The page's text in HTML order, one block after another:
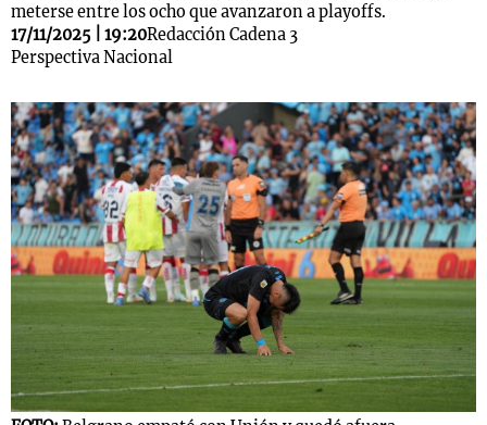
meterse entre los ocho que avanzaron a playoffs.
17/11/2025 | 19:20Redacción Cadena 3
Perspectiva Nacional
Notas
Notas